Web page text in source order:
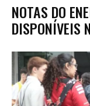
NOTAS DO
DISPONÍVEIS